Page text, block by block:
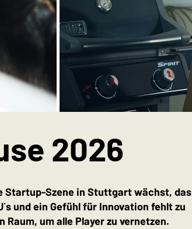
2026
Startup-Szene in Stuttgart wächst, das
und ein Gefühl für Innovation fehlt zu
um alle Player zu vernetzen.